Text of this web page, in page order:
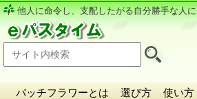
他人に命令し、支配したがる自分勝手な人に
バッチフラワーとは 選び方 使い方